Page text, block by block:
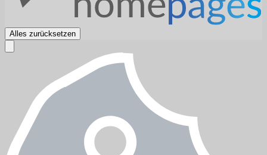
Alles zurücksetzen